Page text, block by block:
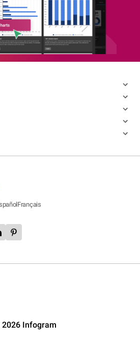
Français
Infogram